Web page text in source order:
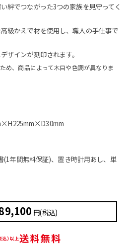
絆でつながった3つの家族を見守ってく
級かえで材を使用し、職人の手仕事で
ザインが刻印されます。
め、商品によって木目や色調が異なりま
年間無料保証)、置き時計用あし、単
円(税込)